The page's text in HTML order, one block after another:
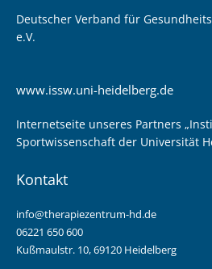
Deutscher Verband für
e.V.
www.issw.uni-heidelberg.de
Internetseite unseres Partners
Sportwissenschaft der Universität
Kontakt
info@therapiezentrum-hd.de
06221 650 600
Kußmaulstr. 10, 69120 Heidelberg